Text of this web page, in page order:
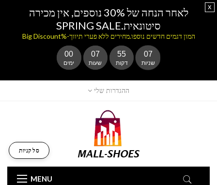
ההגדרות שלי
MENU
סל קניות
לאחר הנחה של 30% נוספים, אין מכירה
סיטונאית.SPRING SALE
המון דגמים חדשים נוספו.מחירים ללא פערי תיווך-%Big Discount
00
ימים
07
שעות
55
דקות
07
שניות
x